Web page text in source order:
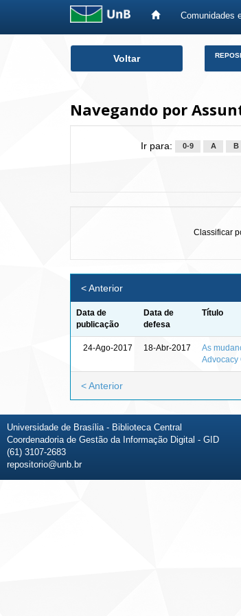
Comunidades
Voltar
Navegando por
Ir para: 0-9 A B
Classificar
< Anterior
Data de
publicação
Data de
defesa
Título
24-Ago-2017 18-Abr-2017
As
Advocacy
< Anterior
Universidade de Brasília - Biblioteca Central
Coordenadoria de Gestão da Informação Digital - GID
(61) 3107-2683
repositorio@unb.br